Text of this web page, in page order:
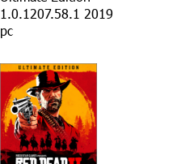
1.0.1207.58.1 2019
pc